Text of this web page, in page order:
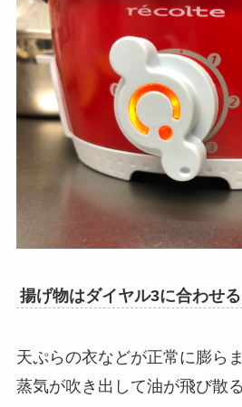
揚げ物はダイヤル3に合わせる
天ぷらの衣などが正常に膨ら
蒸気が吹き出して油が飛び散